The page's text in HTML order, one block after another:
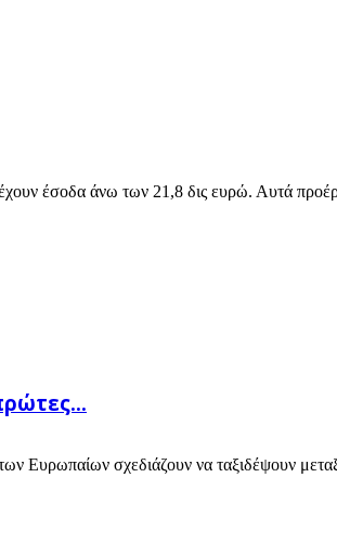
έσοδα άνω των 21,8 δις ευρώ. Αυτά
Ευρωπαίων σχεδιάζουν να ταξιδέψουν